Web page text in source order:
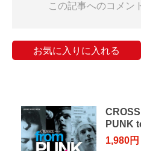
この記事へのコメン
お気に入りに入れる
PUNK
1,980円